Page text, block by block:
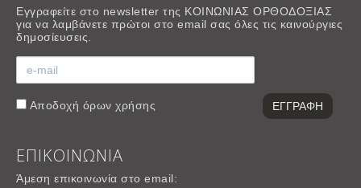
Εγγραφείτε στο newsletter της ΚΟΙΝΩΝΙΑΣ ΟΡΘΟΔΟΞΙΑΣ
για να λαμβάνετε πρώτοι στο email σας όλες τις καινούργιες
δημοσίευσεις.
Αποδοχή όρων χρήσης
ΕΠΙΚΟΙΝΩΝΙΑ
Άμεση επικοινωνία στο email: